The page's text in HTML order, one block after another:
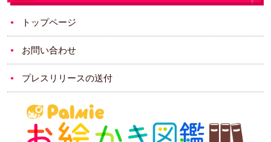
トップページ
お問い合わせ
プレスリリースの送付